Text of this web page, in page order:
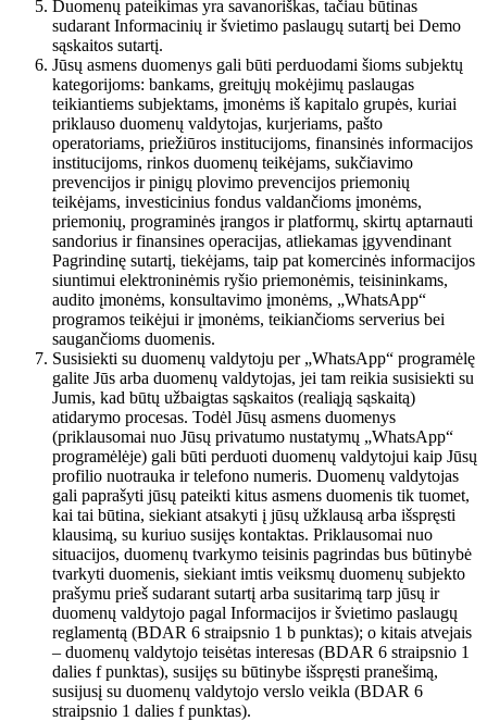
Duomenų pateikimas yra savanoriškas, tačiau būtinas
sudarant Informacinių ir švietimo paslaugų sutartį bei Demo
sąskaitos sutartį.
Jūsų asmens duomenys gali būti perduodami šioms subjektų
kategorijoms: bankams, greitųjų mokėjimų paslaugas
teikiantiems subjektams, įmonėms iš kapitalo grupės, kuriai
priklauso duomenų valdytojas, kurjeriams, pašto
operatoriams, priežiūros institucijoms, finansinės informacijos
institucijoms, rinkos duomenų teikėjams, sukčiavimo
prevencijos ir pinigų plovimo prevencijos priemonių
teikėjams, investicinius fondus valdančioms įmonėms,
priemonių, programinės įrangos ir platformų, skirtų aptarnauti
sandorius ir finansines operacijas, atliekamas įgyvendinant
Pagrindinę sutartį, tiekėjams, taip pat komercinės informacijos
siuntimui elektroninėmis ryšio priemonėmis, teisininkams,
audito įmonėms, konsultavimo įmonėms, „WhatsApp“
programos teikėjui ir įmonėms, teikiančioms serverius bei
saugančioms duomenis.
Susisiekti su duomenų valdytoju per „WhatsApp“ programėlę
galite Jūs arba duomenų valdytojas, jei tam reikia susisiekti su
Jumis, kad būtų užbaigtas sąskaitos (realiąją sąskaitą)
atidarymo procesas. Todėl Jūsų asmens duomenys
(priklausomai nuo Jūsų privatumo nustatymų „WhatsApp“
programėlėje) gali būti perduoti duomenų valdytojui kaip Jūsų
profilio nuotrauka ir telefono numeris. Duomenų valdytojas
gali paprašyti jūsų pateikti kitus asmens duomenis tik tuomet,
kai tai būtina, siekiant atsakyti į jūsų užklausą arba išspręsti
klausimą, su kuriuo susijęs kontaktas. Priklausomai nuo
situacijos, duomenų tvarkymo teisinis pagrindas bus būtinybė
tvarkyti duomenis, siekiant imtis veiksmų duomenų subjekto
prašymu prieš sudarant sutartį arba susitarimą tarp jūsų ir
duomenų valdytojo pagal Informacijos ir švietimo paslaugų
reglamentą (BDAR 6 straipsnio 1 b punktas); o kitais atvejais
– duomenų valdytojo teisėtas interesas (BDAR 6 straipsnio 1
dalies f punktas), susijęs su būtinybe išspręsti pranešimą,
susijusį su duomenų valdytojo verslo veikla (BDAR 6
straipsnio 1 dalies f punktas).